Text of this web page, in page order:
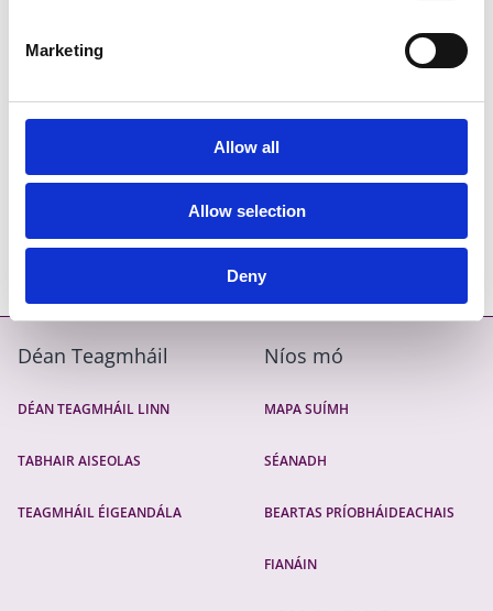
Marketing
Allow all
Allow selection
Deny
€12,500) a fhágann buiséad uasta ealaíne de €38,000.
€12,700,000, ceadaítear 1% breise (suas le €13,000) a
fhágann buiséad uasta ealaíne de €51,000.
ceadaítear 1% deireanach (suas le €13,000) buiséad uasta
ealaíne de €64,000.
Déan Teagmháil
DÉAN TEAGMHÁIL LINN
TABHAIR AISEOLAS
TEAGMHÁIL ÉIGEANDÁLA
Níos mó
MAPA SUÍMH
SÉANADH
BEARTAS PRÍOBHÁIDEACHAIS
FIANÁIN